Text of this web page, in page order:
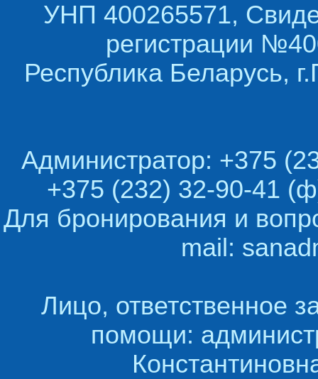
УНП 400265571,
регистрации
Республика Беларусь,
Администратор: +375
+375 (232) 32-90-41
Для бронирования и
mail:
Лицо, ответственное
помощи: